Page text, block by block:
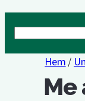
Hem /
Me